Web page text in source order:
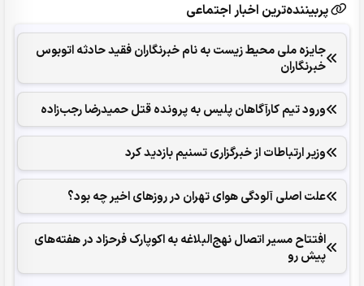
پربیننده‌ترین اخبار اجتماعی
جایزه ملی محیط زیست به نام خبرنگاران فقید حادثه اتوبوس
خبرنگاران
ورود تیم کارآگاهان پلیس به پرونده قتل حمیدرضا رجب‌زاده
وزیر ارتباطات از خبرگزاری تسنیم بازدید کرد
علت اصلی آلودگی هوای تهران در روزهای اخیر چه بود؟
افتتاح مسیر اتصال نهج‌البلاغه به اکوپارک فرحزاد در هفته‌های
پیش رو